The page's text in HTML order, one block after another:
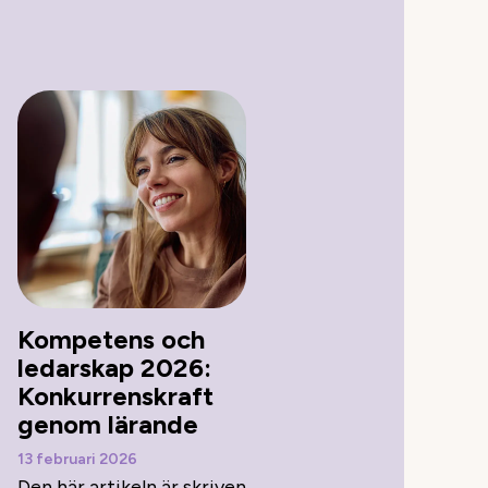
Kompetens och
ledarskap 2026:
Konkurrenskraft
genom lärande
13 februari 2026